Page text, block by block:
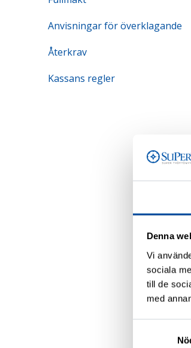
Denna
Vi
sociala
till de
med
Anvisningar för överklagande
Återkrav
Kassans regler